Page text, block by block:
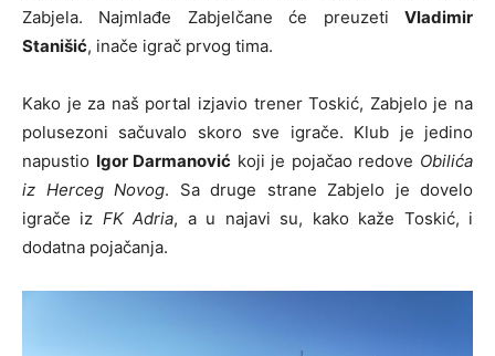
Zabjela. Najmlađe Zabjelčane će preuzeti Vladimir
Stanišić, inače igrač prvog tima.
Kako je za naš portal izjavio trener Toskić, Zabjelo je na
polusezoni sačuvalo skoro sve igrače. Klub je jedino
napustio Igor Darmanović koji je pojačao redove Obilića
iz Herceg Novog. Sa druge strane Zabjelo je dovelo
igrače iz FK Adria, a u najavi su, kako kaže Toskić, i
dodatna pojačanja.